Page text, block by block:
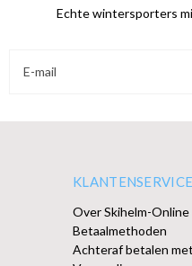
Echte wintersporters
KLANTENSERVICE
Over Skihelm-Online
Betaalmethoden
Achteraf betalen